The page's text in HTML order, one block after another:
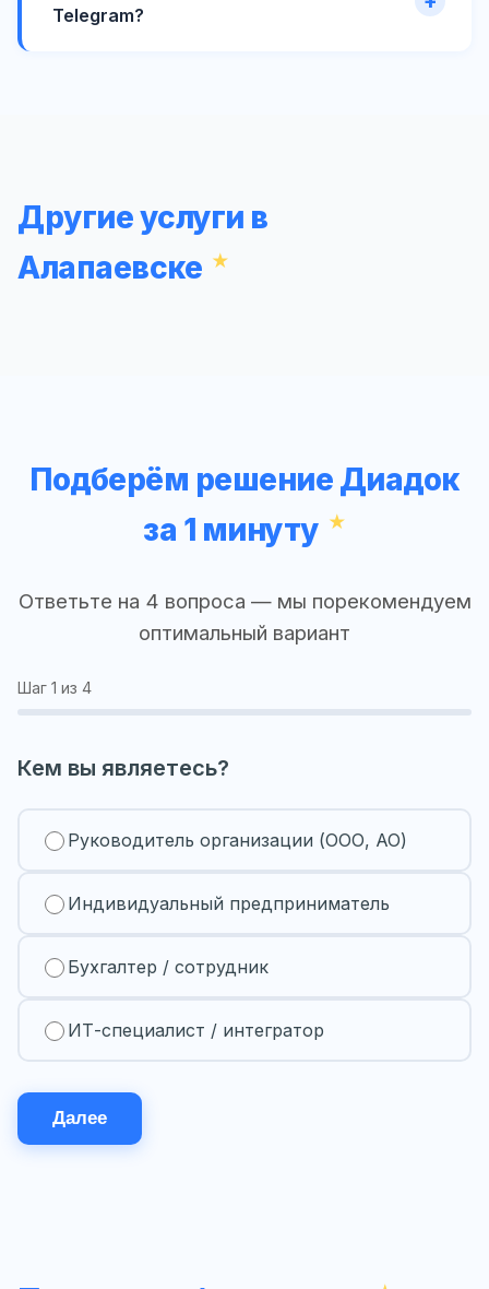
Telegram?
Другие услуги в
Алапаевске
Подберём решение Диадок
за 1 минуту
Ответьте на 4 вопроса — мы порекомендуем
оптимальный вариант
Шаг 1 из 4
Кем вы являетесь?
Руководитель организации (ООО, АО)
Индивидуальный предприниматель
Бухгалтер / сотрудник
ИТ-специалист / интегратор
Далее